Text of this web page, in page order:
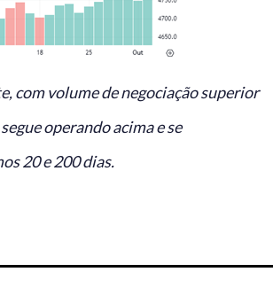
com volume de negociação superior
operando acima e se
20 e 200 dias.